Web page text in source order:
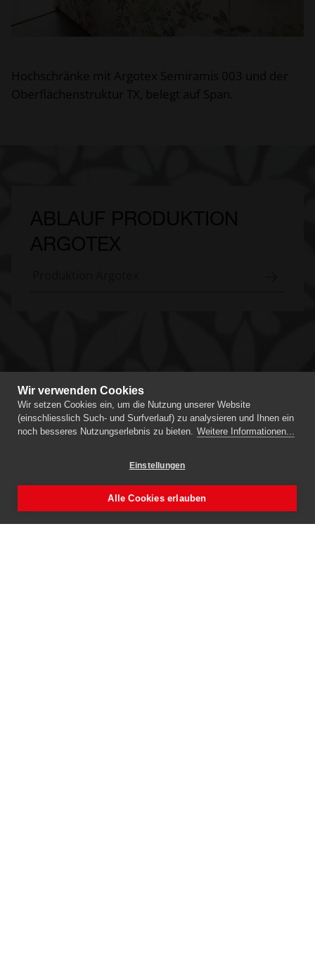
Wir verwenden Cookies
Wir setzen Cookies ein, um die Nutzung unserer Website
(einschliesslich Such- und Surfverlauf) zu analysieren und Ihnen ein
noch besseres Nutzungserlebnis zu bieten. Weitere Informationen...
Einstellungen
Alle Cookies erlauben
Hochschränke mit Argotex Semiramis 003 und der
Oberflächenstruktur TX, belegt auf Span.